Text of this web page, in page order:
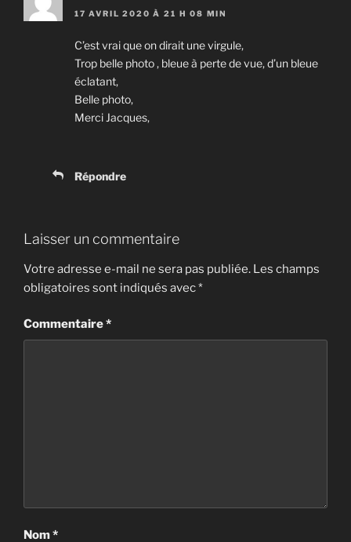
17 AVRIL 2020 À 21 H 08 MIN
C’est vrai que on dirait une virgule,
Trop belle photo , bleue à perte de vue, d’un bleue
éclatant,
Belle photo,
Merci Jacques,
Répondre
Laisser un commentaire
Votre adresse e-mail ne sera pas publiée. Les champs
obligatoires sont indiqués avec*
Commentaire*
Nom*